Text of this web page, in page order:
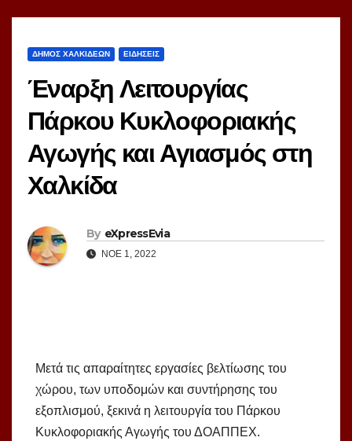
ΔΗΜΟΣ ΧΑΛΚΙΔΕΩΝ ΕΙΔΗΣΕΙΣ
Έναρξη Λειτουργίας
Πάρκου Κυκλοφοριακής
Αγωγής και Αγιασμός στη
Χαλκίδα
By eXpressEvia
ΝΟΈ 1, 2022
Μετά τις απαραίτητες εργασίες βελτίωσης του
χώρου, των υποδομών και συντήρησης του
εξοπλισμού, ξεκινά η λειτουργία του Πάρκου
Κυκλοφοριακής Αγωγής του ΔΟΑΠΠΕΧ.